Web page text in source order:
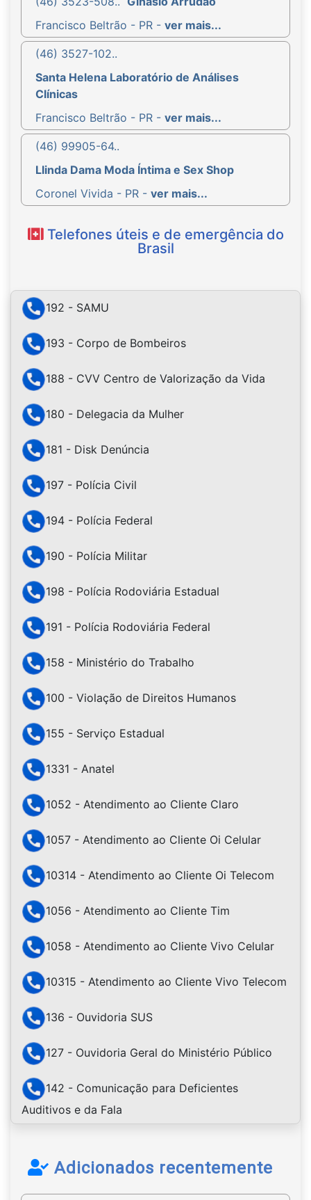
Francisco Beltrão - PR - ver mais...
(46) 3527-102..
Santa Helena Laboratório de Análises
Clínicas
Francisco Beltrão - PR - ver mais...
(46) 99905-64..
Llinda Dama Moda Íntima e Sex Shop
Coronel Vivida - PR - ver mais...
Telefones úteis e de emergência do
Brasil
192 - SAMU
193 - Corpo de Bombeiros
188 - CVV Centro de Valorização da Vida
180 - Delegacia da Mulher
181 - Disk Denúncia
197 - Polícia Civil
194 - Polícia Federal
190 - Polícia Militar
198 - Polícia Rodoviária Estadual
191 - Polícia Rodoviária Federal
158 - Ministério do Trabalho
100 - Violação de Direitos Humanos
155 - Serviço Estadual
1331 - Anatel
1052 - Atendimento ao Cliente Claro
1057 - Atendimento ao Cliente Oi Celular
10314 - Atendimento ao Cliente Oi Telecom
1056 - Atendimento ao Cliente Tim
1058 - Atendimento ao Cliente Vivo Celular
10315 - Atendimento ao Cliente Vivo Telecom
136 - Ouvidoria SUS
127 - Ouvidoria Geral do Ministério Público
142 - Comunicação para Deficientes
Auditivos e da Fala
Adicionados recentemente